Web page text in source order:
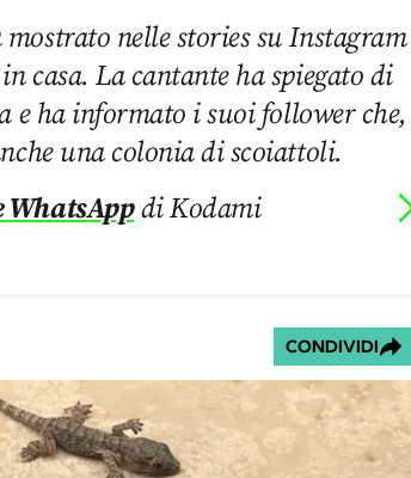
nelle stories su Instagram
casa. La cantante ha spiegato di
e ha informato i suoi follower che,
una colonia di scoiattoli.
WhatsAppdi Kodami
CONDIVIDI